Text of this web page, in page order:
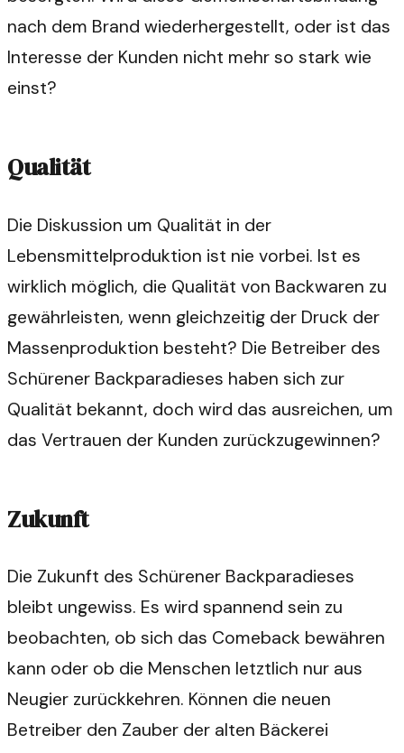
nach dem Brand wiederhergestellt, oder ist das
Interesse der Kunden nicht mehr so stark wie
einst?
Qualität
Die Diskussion um Qualität in der
Lebensmittelproduktion ist nie vorbei. Ist es
wirklich möglich, die Qualität von Backwaren zu
gewährleisten, wenn gleichzeitig der Druck der
Massenproduktion besteht? Die Betreiber des
Schürener Backparadieses haben sich zur
Qualität bekannt, doch wird das ausreichen, um
das Vertrauen der Kunden zurückzugewinnen?
Zukunft
Die Zukunft des Schürener Backparadieses
bleibt ungewiss. Es wird spannend sein zu
beobachten, ob sich das Comeback bewähren
kann oder ob die Menschen letztlich nur aus
Neugier zurückkehren. Können die neuen
Betreiber den Zauber der alten Bäckerei